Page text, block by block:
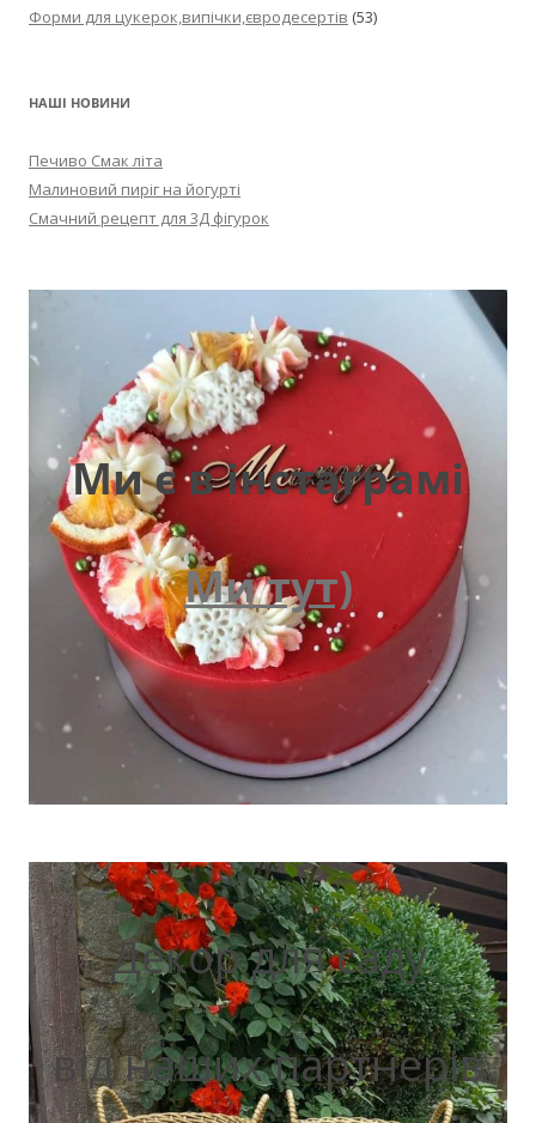
Форми для цукерок,випічки,євродесертів (53)
НАШІ НОВИНИ
Печиво Смак літа
Малиновий пиріг на йогурті
Смачний рецепт для 3Д фігурок
Ми є в інстаграмі
Ми тут)
Декор для саду
від наших партнерів